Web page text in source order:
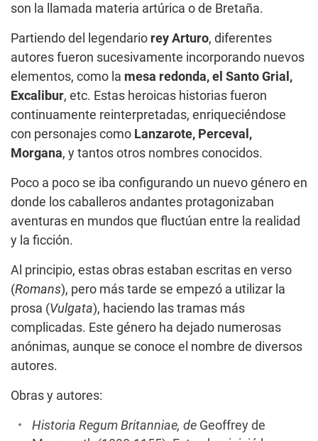
son la llamada materia artúrica o de Bretaña.
Partiendo del legendario rey Arturo, diferentes
autores fueron sucesivamente incorporando nuevos
elementos, como la mesa redonda, el Santo Grial,
Excalibur, etc. Estas heroicas historias fueron
continuamente reinterpretadas, enriqueciéndose
con personajes como Lanzarote, Perceval,
Morgana, y tantos otros nombres conocidos.
Poco a poco se iba configurando un nuevo género en
donde los caballeros andantes protagonizaban
aventuras en mundos que fluctúan entre la realidad
y la ficción.
Al principio, estas obras estaban escritas en verso
(Romans), pero más tarde se empezó a utilizar la
prosa (Vulgata), haciendo las tramas más
complicadas. Este género ha dejado numerosas
anónimas, aunque se conoce el nombre de diversos
autores.
Obras y autores:
Historia Regum Britanniae, de Geoffrey de